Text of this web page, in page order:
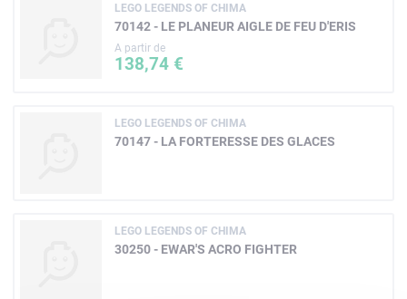
LEGO LEGENDS OF CHIMA
70142 - LE PLANEUR AIGLE DE FEU D'ERIS
A partir de
138,74 €
LEGO LEGENDS OF CHIMA
70147 - LA FORTERESSE DES GLACES
LEGO LEGENDS OF CHIMA
30250 - EWAR'S ACRO FIGHTER